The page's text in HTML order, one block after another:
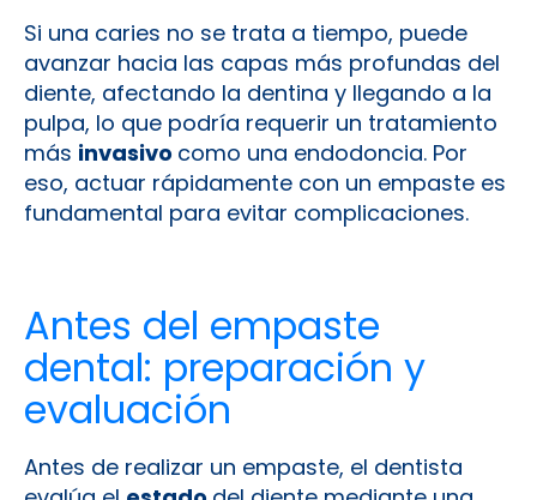
Si una caries no se trata a tiempo, puede
avanzar hacia las capas más profundas del
diente, afectando la dentina y llegando a la
pulpa, lo que podría requerir un tratamiento
más invasivo como una endodoncia. Por
eso, actuar rápidamente con un empaste es
fundamental para evitar complicaciones.
Antes del empaste
dental: preparación y
evaluación
Antes de realizar un empaste, el dentista